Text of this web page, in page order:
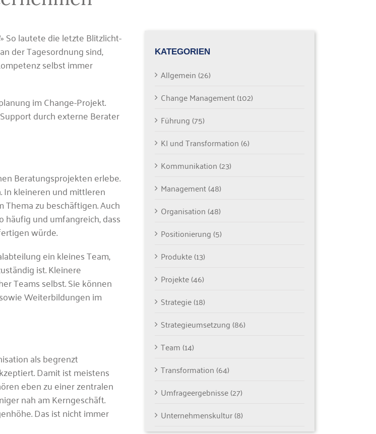
So lautete die letzte Blitzlicht-
der Tagesordnung sind,
selbst immer
im Change-Projekt.
durch externe Berater
Beratungsprojekten erlebe.
In kleineren und mittleren
zu beschäftigen. Auch
häufig und umfangreich, dass
würde.
ein kleines Team,
ist. Kleinere
Teams selbst. Sie können
Weiterbildungen im
als begrenzt
Damit ist meistens
eben zu einer zentralen
nah am Kerngeschäft.
Das ist nicht immer
KATEGORIEN
Allgemein (26)
Change Management (102)
Führung (75)
KI und Transformation (6)
Kommunikation (23)
Management (48)
Organisation (48)
Positionierung (5)
Produkte (13)
Projekte (46)
Strategie (18)
Strategieumsetzung (86)
Team (14)
Transformation (64)
Umfrageergebnisse (27)
Unternehmenskultur (8)